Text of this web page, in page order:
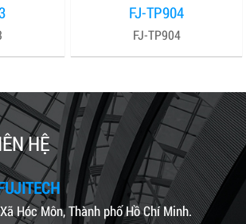
FJ-TP904
FJ-TP904
HỆ
Hóc Môn, Thành phố Hồ Chí Minh.